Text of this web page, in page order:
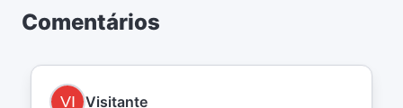
Comentários
Visitante